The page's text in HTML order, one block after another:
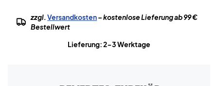
zzgl.Versandkosten– kostenlose Lieferung ab 99 €
Bestellwert
Lieferung: 2-3 Werktage